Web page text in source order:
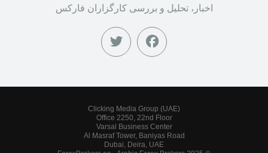
اخبار، تحلیل و بررسی کارگزاران فارکس
Clicking Media Group (UAE)
Office 2250, 22nd Floor
Varsal Business Center
Al Masraf Tower, Baniyas Road
Dubai, Deira, UAE